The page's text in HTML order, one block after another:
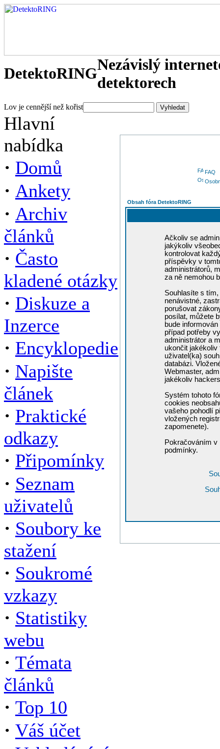
DetektoRINGNezávislý
detektorech
Lov je cennější než kořist
Hlavní
nabídka
· Domů
· Ankety
· Archiv
článků
· Často
kladené otázky
· Diskuze a
Inzerce
· Encyklopedie
· Napište
článek
· Praktické
odkazy
· Připomínky
· Seznam
uživatelů
· Soubory ke
stažení
· Soukromé
vzkazy
· Statistiky
webu
· Témata
článků
· Top 10
· Váš účet
FAQ
Obsah fóra DetektoRING
Ačkoliv se
jakýkoliv
kontrolovat
příspěvky v
administrátorů,
za ně nemohou
Souhlasíte s
nenávistné,
porušovat
posílat, můžete
bude
případ potřeby
administrátor a
ukončit
uživatel(ka)
databázi.
Webmaster,
jakékoliv
Systém tohoto
cookies
vašeho pohodlí
vložených
zapomenete).
Pokračováním v
podmínky.